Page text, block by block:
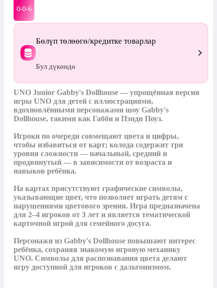
0-0-6
Бөлүп төлөөгө/кредитке товарлар
Бул дүкөндө
UNO Junior Gabby's Dollhouse — упрощённая версия
игры UNO для детей с иллюстрациями,
вдохновлёнными персонажами шоу Gabby's
Dollhouse, такими как Габби и Пэнди Поуз.
Игроки по очереди совмещают цвета и цифры,
чтобы избавиться от карт; колода содержит три
уровня сложности — начальный, средний и
продвинутый — в зависимости от возраста и
навыков ребёнка.
На картах присутствуют графические символы,
указывающие цвет, что позволяет играть детям с
нарушениями цветового зрения. Игра предназначена
для 2–4 игроков от 3 лет и является тематической
карточной игрой для семейного досуга.
Персонажи из Gabby's Dollhouse повышают интерес
ребёнка, сохраняя знакомую игровую механику
UNO. Символы для распознавания цвета делают
игру доступной для игроков с дальтонизмом.